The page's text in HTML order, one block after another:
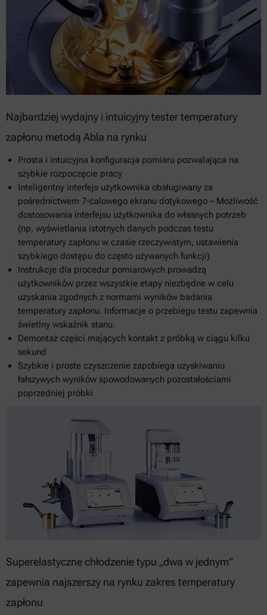
Najbardziej wydajny i intuicyjny tester temperatury
zapłonu metodą Abla na rynku
Prosta i intuicyjna konfiguracja pomiaru pozwalająca na
szybkie rozpoczęcie pracy
Inteligentny interfejs użytkownika obsługiwany za
pośrednictwem 7-calowego ekranu dotykowego – Możliwość
dostosowania interfejsu użytkownika do własnych potrzeb
(np. wyświetlania istotnych danych podczas testu
temperatury zapłonu w czasie rzeczywistym, ustawienia
szybkiego dostępu do często używanych funkcji)
Instrukcje dla procedur pomiarowych prowadzą
użytkowników przez wszystkie etapy niezbędne w celu
uzyskania zgodnych z normami wyników badania
temperatury zapłonu. Informacje o przebiegu testu zapewnia
świetlny wskaźnik stanu.
Demontaż części mających kontakt z próbką w ciągu kilku
sekund
Szybkie i proste czyszczenie zapobiega uzyskiwaniu
fałszywych wyników spowodowanych pozostałościami
poprzedniej próbki
Superelastyczne chłodzenie typu „dwa w jednym”
zapewnia najszerszy na rynku zakres temperatury
zapłonu